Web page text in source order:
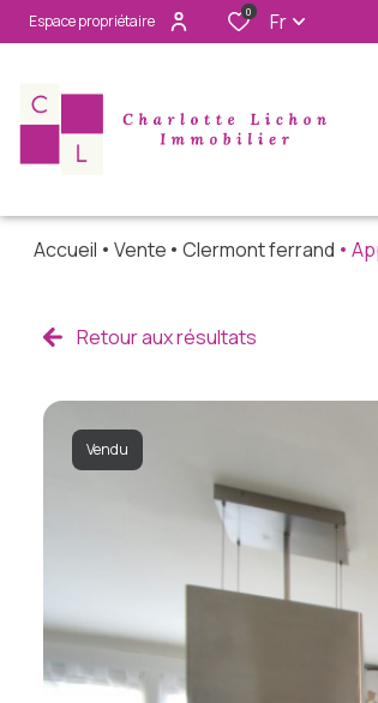
Espace propriétaire 0 Fr
Accueil Vente Clermont ferrand
Retour aux résultats
Vendu